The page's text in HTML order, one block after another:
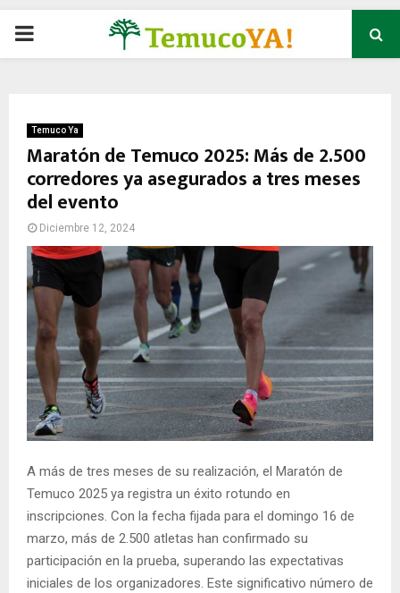
P
M
A
R
M
E
N
U
Temuco Ya
Maratón de Temuco 2025: Más de 2.500
corredores ya asegurados a tres meses
del evento
Diciembre 12, 2024
A más de tres meses de su realización, el Maratón de
Temuco 2025 ya registra un éxito rotundo en
inscripciones. Con la fecha fijada para el domingo 16 de
marzo, más de 2.500 atletas han confirmado su
participación en la prueba, superando las expectativas
iniciales de los organizadores. Este significativo número de